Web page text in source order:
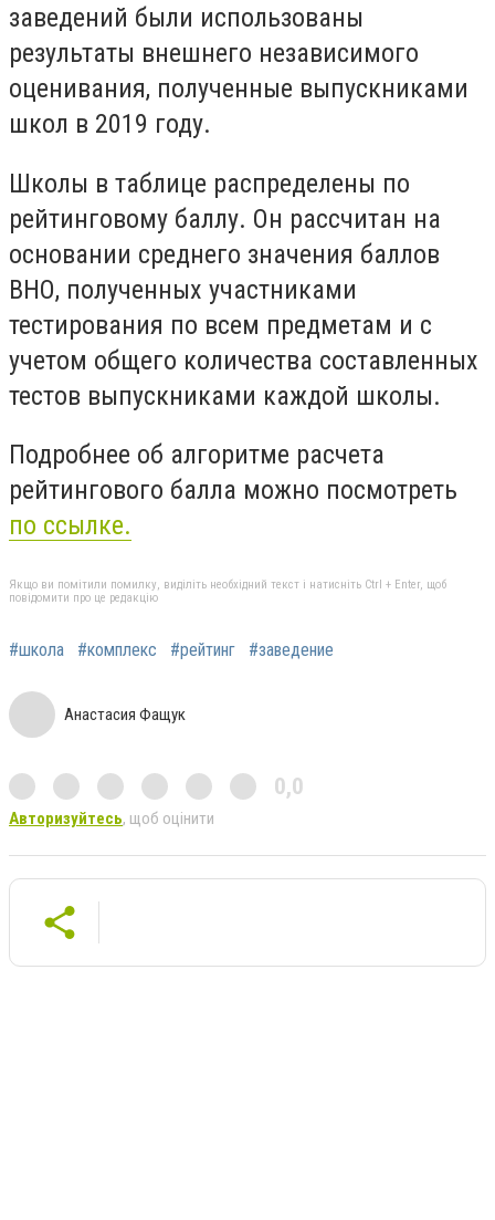
заведений были использованы
результаты внешнего независимого
оценивания, полученные выпускниками
школ в 2019 году.
Школы в таблице распределены по
рейтинговому баллу. Он рассчитан на
основании среднего значения баллов
ВНО, полученных участниками
тестирования по всем предметам и с
учетом общего количества составленных
тестов выпускниками каждой школы.
Подробнее об алгоритме расчета
рейтингового балла можно посмотреть
по ссылке.
Якщо ви помітили помилку, виділіть необхідний текст і натисніть Ctrl + Enter, щоб
повідомити про це редакцію
#школа #комплекс #рейтинг #заведение
Анастасия Фащук
0,0
Авторизуйтесь, щоб оцінити